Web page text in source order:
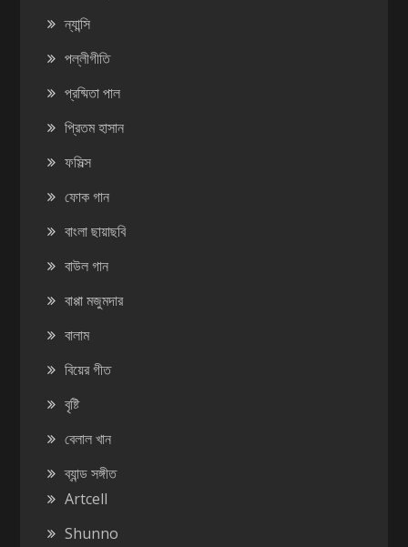
ন্যান্সি
পল্লীগীতি
প্রষ্মিতা পাল
প্রিতম হাসান
ফসিল্স
ফোক গান
বাংলা ছায়াছবি
বাউল গান
বাপ্পা মজুমদার
বালাম
বিয়ের গীত
বৃষ্টি
বেলাল খান
ব্যান্ড সঙ্গীত
Artcell
Shunno